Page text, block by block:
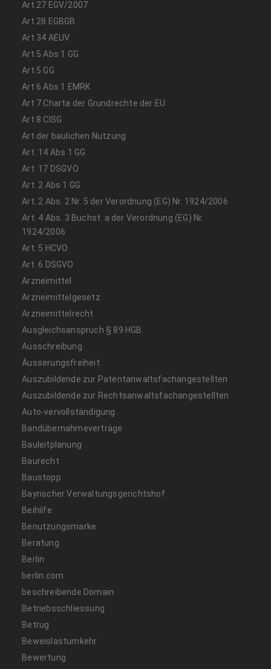
Art 27 EGV/2007
Art 28 EGBGB
Art 34 AEUV
Art 5 Abs 1 GG
Art 5 GG
Art 6 Abs 1 EMRK
Art 7 Charta der Grundrechte der EU
Art 8 CISG
Art der baulichen Nutzung
Art. 14 Abs 1 GG
Art. 17 DSGVO
Art. 2 Abs 1 GG
Art. 2 Abs. 2 Nr. 5 der Verordnung (EG) Nr. 1924/2006
Art. 4 Abs. 3 Buchst. a der Verordnung (EG) Nr.
1924/2006
Art. 5 HCVO
Art. 6 DSGVO
Arzneimittel
Arzneimittelgesetz
Arzneimittelrecht
Ausgleichsanspruch § 89 HGB
Ausschreibung
Äusserungsfreiheit
Auszubildende zur Patentanwaltsfachangestellten
Auszubildende zur Rechtsanwaltsfachangestellten
Auto-vervollständigung
Bandübernahmeverträge
Bauleitplanung
Baurecht
Baustopp
Bayrischer Verwaltungsgerichtshof
Beihilfe
Benutzungsmarke
Beratung
Berlin
berlin.com
beschreibende Domain
Betriebsschliessung
Betrug
Beweislastumkehr
Bewertung